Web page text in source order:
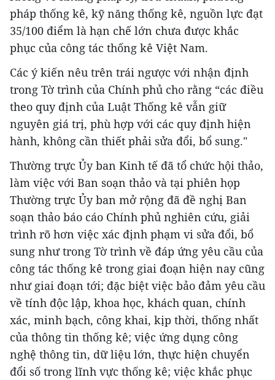
pháp thống kê, kỹ năng thống kê, nguồn lực đạt
35/100 điểm là hạn chế lớn chưa được khắc
phục của công tác thống kê Việt Nam.
Các ý kiến nêu trên trái ngược với nhận định
trong Tờ trình của Chính phủ cho rằng “các điều
theo quy định của Luật Thống kê vẫn giữ
nguyên giá trị, phù hợp với các quy định hiện
hành, không cần thiết phải sửa đổi, bổ sung."
Thường trực Ủy ban Kinh tế đã tổ chức hội thảo,
làm việc với Ban soạn thảo và tại phiên họp
Thường trực Ủy ban mở rộng đã đề nghị Ban
soạn thảo báo cáo Chính phủ nghiên cứu, giải
trình rõ hơn việc xác định phạm vi sửa đổi, bổ
sung như trong Tờ trình về đáp ứng yêu cầu của
công tác thống kê trong giai đoạn hiện nay cũng
như giai đoạn tới; đặc biệt việc bảo đảm yêu cầu
về tính độc lập, khoa học, khách quan, chính
xác, minh bạch, công khai, kịp thời, thống nhất
của thông tin thống kê; việc ứng dụng công
nghệ thông tin, dữ liệu lớn, thực hiện chuyển
đổi số trong lĩnh vực thống kê; việc khắc phục